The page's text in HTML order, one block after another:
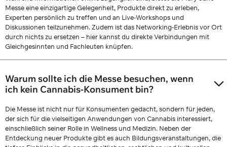
Messe eine einzigartige Gelegenheit, Produkte direkt zu erleben,
Experten persönlich zu treffen und an Live-Workshops und
Diskussionen teilzunehmen. Zudem ist das Networking-Erlebnis vor Ort
durch nichts zu ersetzen – hier kannst du direkte Verbindungen mit
Gleichgesinnten und Fachleuten knüpfen.
Warum sollte ich die Messe besuchen, wenn
ich kein Cannabis-Konsument bin?
Die Messe ist nicht nur für Konsumenten gedacht, sondern für jeden,
der sich für die vielseitigen Anwendungen von Cannabis interessiert,
einschließlich seiner Rolle in Wellness und Medizin. Neben der
Entdeckung neuer Produkte gibt es auch Bildungsveranstaltungen, die